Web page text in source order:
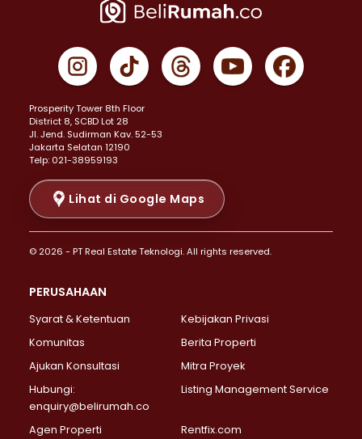
Properti Dijual di Jakarta Pusat >
Properti Dijual di Gambir >
Properti Dijual di Johar Baru >
Properti Dijual di Menteng >
Properti Dijual di Senen >
Properti Dijual di Tanah Abang >
Properti Dijual di Cikini >
Properti Dijual di Kramat >
Properti Dijual di Pasar Baru >
Properti Dijual di Bendungan Hilir >
Properti Dijual di Jakarta Selatan >
Properti Dijual di Lebak Bulus >
Properti Dijual di Gandaria Selatan >
Properti Dijual di Pondok Labu >
Properti Dijual di Lenteng Agung >
Properti Dijual di Senayan >
Properti Dijual di Pondok Pinang >
Prosperity Tower 8th Floor
District 8, SCBD Lot 28
JI. Jend. Sudirman Kav. 52-53
Jakarta Selatan 12190
Telp: 021-38959193
Lihat di Google Maps
© 2026 - PT Real Estate Teknologi. All rights reserved.
PERUSAHAAN
Syarat & Ketentuan
Kebijakan Privasi
Komunitas
Berita Properti
Ajukan Konsultasi
Mitra Proyek
Hubungi:
enquiry@belirumah.co
Listing Management Service
Agen Properti Rentfix.com